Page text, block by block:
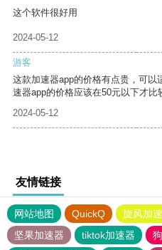
这个软件很好用
2024-05-12
游客
这款加速器app的价格有点贵，可以
速器app的价格应该在50元以下才比
2024-05-12
友情链接
网站地图 QuickQ 旋风加
坚果加速器
tiktok加速器